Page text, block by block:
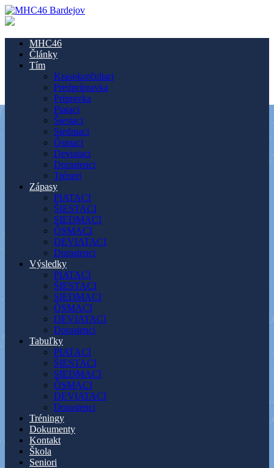
MHC46
Články
Tím
Krasokorčuliari
Predprípravka
Prípravka
Piataci
Šiestaci
Siedmaci
Ôsmaci
Deviataci
Dorastenci
Tréneri
Zápasy
PIATACI
ŠIESTACI
SIEDMACI
ÔSMACI
DEVIATACI
Dorastenci
Výsledky
PIATACI
ŠIESTACI
SIEDMACI
ÔSMACI
DEVIATACI
Dorastenci
Tabuľky
PIATACI
ŠIESTACI
SIEDMACI
ÔSMACI
DEVIATACI
Dorastenci
Tréningy
Dokumenty
Kontakt
Škola
Seniori